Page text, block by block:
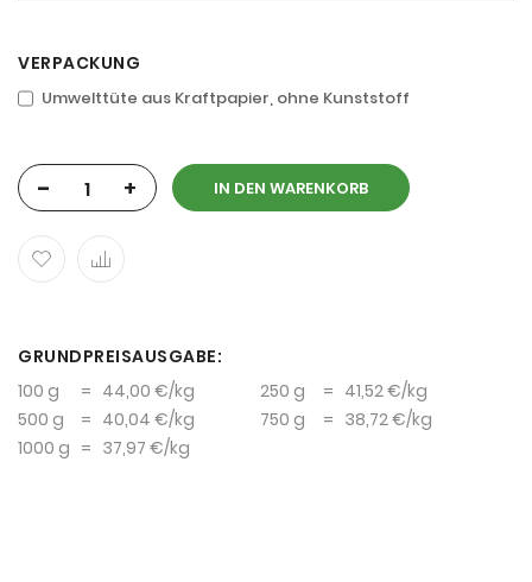
VERPACKUNG
Umwelttüte aus Kraftpapier, ohne Kunststoff
- + IN DEN WARENKORB
GRUNDPREISAUSGABE:
100 g
= 44,00 €/kg 250 g = 41,52 €/kg
500 g
= 40,04 €/kg 750 g = 38,72 €/kg
1000 g = 37,97 €/kg